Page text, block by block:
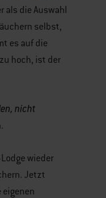
als die Auswahl
selbst,
es auf die
hoch, ist der
nicht
wieder
Jetzt
eigenen